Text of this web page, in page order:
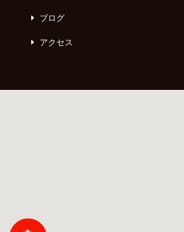
ブログ
アクセス